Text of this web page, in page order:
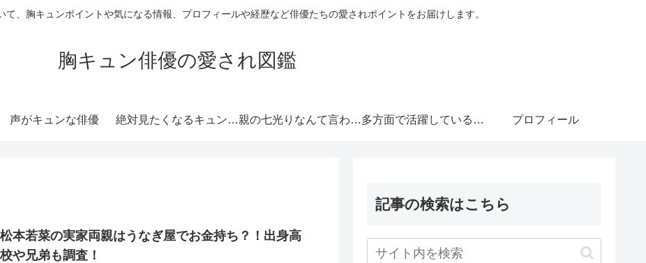
て、胸キュンポイントや気になる情報、プロフィールや経歴など俳優たちの愛されポイントをお届けします。
胸キュン俳優の愛され図鑑
声がキュンな俳優 絶対見たくなるキュンな親の七光りなんて言わせ多方面で活躍している意
優
プロフィール
松本若菜の実家両親はうなぎ屋でお金持ち？！出身高
校や兄弟も調査！
記事の検索はこちら